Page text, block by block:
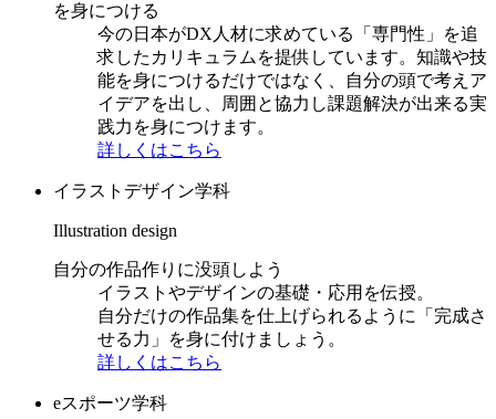
を身につける
今の日本がDX人材に求めている「専門性」を追
求したカリキュラムを提供しています。知識や技
能を身につけるだけではなく、自分の頭で考えア
イデアを出し、周囲と協力し課題解決が出来る実
践力を身につけます。
詳しくはこちら
イラストデザイン学科
Illustration design
自分の作品作りに没頭しよう
イラストやデザインの基礎・応用を伝授。
自分だけの作品集を仕上げられるように「完成さ
せる力」を身に付けましょう。
詳しくはこちら
eスポーツ学科